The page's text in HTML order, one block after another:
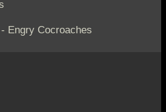
Engry Cocroaches